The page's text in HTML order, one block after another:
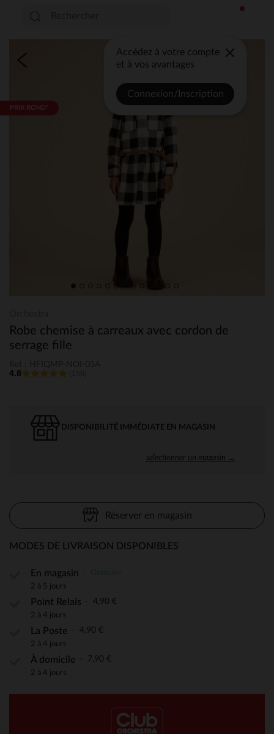
Accédez à votre compte
et à vos avantages
Connexion/Inscription
PRIX ROND*
Robe chemise à carreaux avec cordon de
serrage fille
4.8
DISPONIBILITÉ IMMÉDIATE EN MAGASIN
sélectionner un magasin →
Réserver en magasin
MODES DE LIVRAISON DISPONIBLES
En magasin
2 à 5 jours
Point Relais 4,90 €
2 à 4 jours
La Poste 4,90 €
2 à 4 jours
À domicile 7,90 €
2 à 4 jours